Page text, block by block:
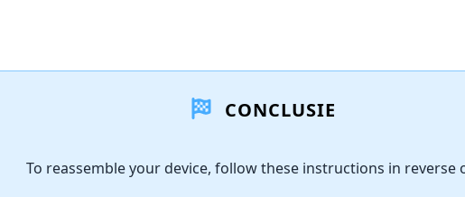
CONCLUSIE
To reassemble your device, follow these instructions in reverse